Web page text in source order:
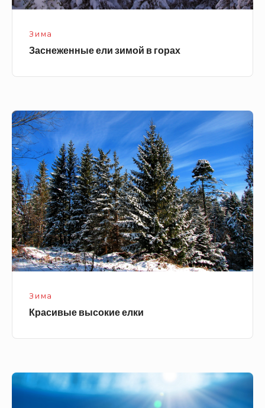
Зима
Заснеженные ели зимой в горах
Красивые
высокие
елки
Зима
Красивые высокие елки
Снежинка